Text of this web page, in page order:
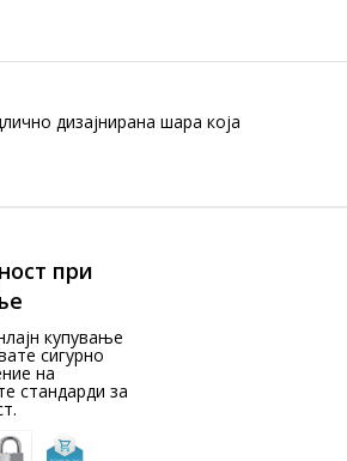
дизајнирана шара која
при
купување
сигурно
на
стандарди за